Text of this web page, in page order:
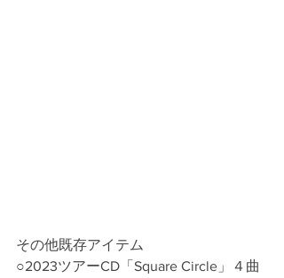
その他既存アイテム
○2023ツアーCD「Square Circle」４曲